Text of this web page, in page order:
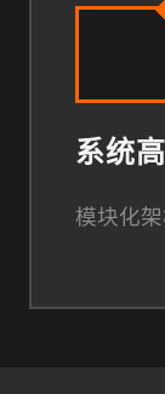
系统
模块化